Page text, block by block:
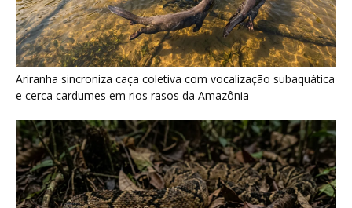
Surucucu detecta calor pela fosseta loreal e prepara ataque de
emboscada no escuro da floresta